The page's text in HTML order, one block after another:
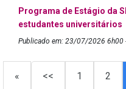
Programa de Estágio da
estudantes universitários
Publicado em: 23/07/2026 6h00
« << 1 2